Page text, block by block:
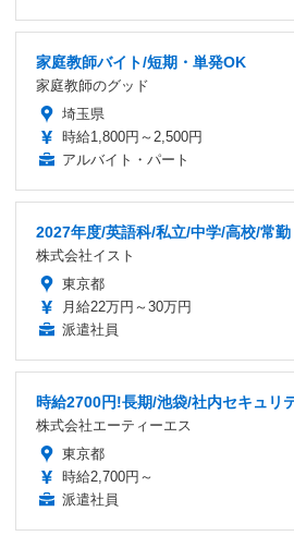
家庭教師バイト/短期・単発OK
家庭教師のグッド
埼玉県
時給1,800円～2,500円
アルバイト・パート
2027年度/英語科/私立/中学/高校/常勤
株式会社イスト
東京都
月給22万円～30万円
派遣社員
時給2700円!長期/池袋/社内セキュリ
株式会社エーティーエス
東京都
時給2,700円～
派遣社員